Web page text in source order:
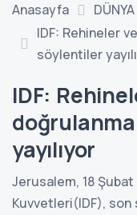
Anasayfa
DÜNYA
IDF: Rehineler
söylentiler
IDF:
yayılıyor
Jerusalem, 18
Kuvvetleri(IDF),